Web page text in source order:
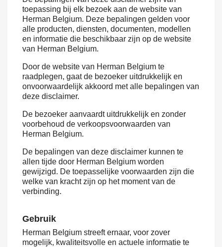
toepassing bij elk bezoek aan de website van
Herman Belgium. Deze bepalingen gelden voor
alle producten, diensten, documenten, modellen
en informatie die beschikbaar zijn op de website
van Herman Belgium.
Door de website van Herman Belgium te
raadplegen, gaat de bezoeker uitdrukkelijk en
onvoorwaardelijk akkoord met alle bepalingen van
deze disclaimer.
De bezoeker aanvaardt uitdrukkelijk en zonder
voorbehoud de verkoopsvoorwaarden van
Herman Belgium.
De bepalingen van deze disclaimer kunnen te
allen tijde door Herman Belgium worden
gewijzigd. De toepasselijke voorwaarden zijn die
welke van kracht zijn op het moment van de
verbinding.
Gebruik
Herman Belgium streeft ernaar, voor zover
mogelijk, kwaliteitsvolle en actuele informatie te